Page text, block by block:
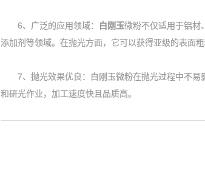
6、广泛的应用领域： 白刚玉微粉不仅适用于铝材
添加剂等领域。在抛光方面，它可以获得亚级的表面
7、抛光效果优良：白刚玉微粉在抛光过程中不易
和研光作业，加工速度快且品质高。